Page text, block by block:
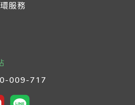
服務
009-717